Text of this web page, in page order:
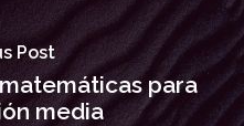
Post
para
media